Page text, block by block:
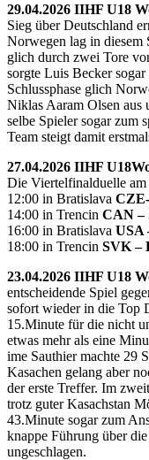
29.04.2026 IIHF U18
Sieg über Deutschland
Norwegen lag in diesem
glich durch zwei Tore
sorgte Luis Becker
Schlussphase glich
Niklas Aaram Olsen aus
selbe Spieler sogar zum
Team steigt damit
27.04.2026 IIHF
Die Viertelfinalduelle
12:00 in Bratislava
14:00 in Trencin CAN –
16:00 in Bratislava USA
18:00 in Trencin SVK –
23.04.2026 IIHF U18
entscheidende Spiel
sofort wieder in die Top
15.Minute für die nicht
etwas mehr als eine
ime Sauthier machte 29
Kasachen gelang aber
der erste Treffer. Im
trotz guter Kasachstan
43.Minute sogar zum
knappe Führung über
ungeschlagen.